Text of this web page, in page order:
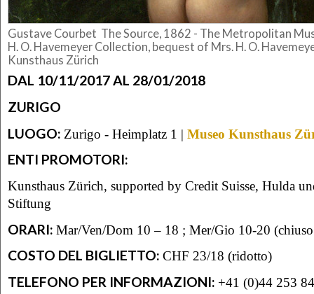
Gustave Courbet The Source, 1862 - The Metropolitan
H. O. Havemeyer Collection, bequest of Mrs. H. O.
Kunsthaus Zürich
DAL 10/11/2017 AL 28/01/2018
ZURIGO
LUOGO: Zurigo - Heimplatz 1 | Museo Kunsthaus
ENTI PROMOTORI:
Kunsthaus Zürich, supported by Credit Suisse, Hulda
Stiftung
ORARI: Mar/Ven/Dom 10 – 18 ; Mer/Gio 10-20
COSTO DEL BIGLIETTO: CHF 23/18 (ridotto)
TELEFONO PER INFORMAZIONI: +41 (0)44 253